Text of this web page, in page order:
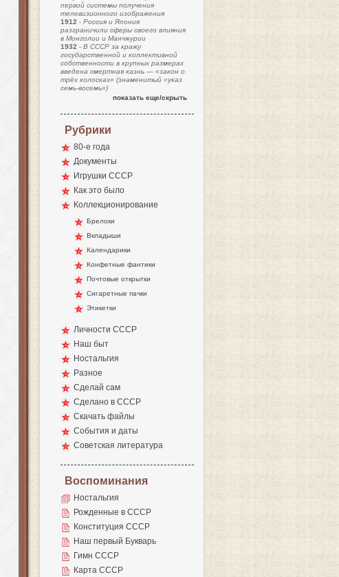
первой системы получения
телевизионного изображения
1912 - Россия и Япония
разграничили сферы своего влияния
в Монголии и Манчжурии
1932 - В СССР за кражу
государственной и коллективной
собственности в крупных размерах
введена смертная казнь — «закон о
трёх колосках» (знаменитый «указ
семь-восемь»)
показать еще/скрыть
Рубрики
80-е года
Документы
Игрушки СССР
Как это было
Коллекционирование
Брелоки
Вкладыши
Календарики
Конфетные фантики
Почтовые открытки
Сигаретные пачки
Этикетки
Личности СССР
Наш быт
Ностальгия
Разное
Сделай сам
Сделано в СССР
Скачать файлы
События и даты
Советская литература
Воспоминания
Ностальгия
Рожденные в СССР
Конституция СССР
Наш первый Букварь
Гимн СССР
Карта СССР